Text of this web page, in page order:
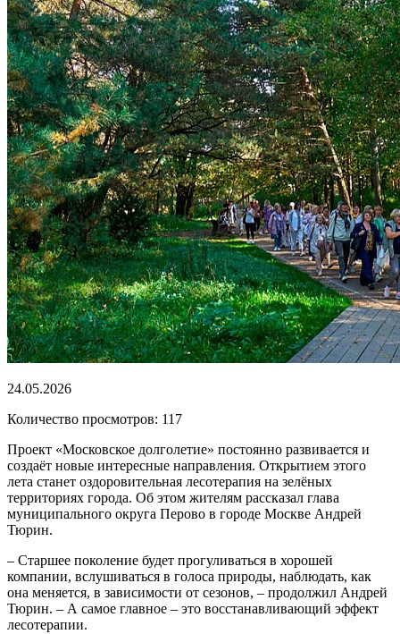
24.05.2026
Количество просмотров: 117
Проект «Московское долголетие» постоянно развивается и
создаёт новые интересные направления. Открытием этого
лета станет оздоровительная лесотерапия на зелёных
территориях города. Об этом жителям рассказал глава
муниципального округа Перово в городе Москве Андрей
Тюрин.
– Старшее поколение будет прогуливаться в хорошей
компании, вслушиваться в голоса природы, наблюдать, как
она меняется, в зависимости от сезонов, – продолжил Андрей
Тюрин. – А самое главное – это восстанавливающий эффект
лесотерапии.